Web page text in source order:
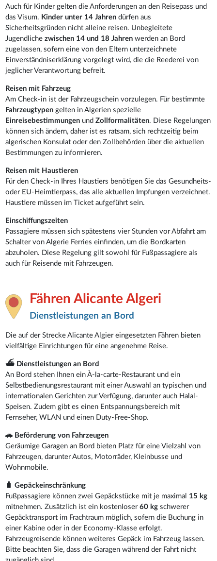
Auch für Kinder gelten die Anforderungen an den Reisepass und
das Visum. Kinder unter 14 Jahren dürfen aus
Sicherheitsgründen nicht alleine reisen. Unbegleitete
Jugendlichezwischen 14 und 18 Jahren werden an Bord
zugelassen, sofern eine von den Eltern unterzeichnete
Einverständniserklärung vorgelegt wird, die die Reederei von
jeglicher Verantwortung befreit.
Reisen mit Fahrzeug
Am Check-in ist der Fahrzeugschein vorzulegen. Für bestimmte
Fahrzeugtypengelten in Algerien spezielle
Einreisebestimmungen undZollformalitäten. Diese Regelungen
können sich ändern, daher ist es ratsam, sich rechtzeitig beim
algerischen Konsulat oder den Zollbehörden über die aktuellen
Bestimmungen zu informieren.
Reisen mit Haustieren
Für den Check-in Ihres Haustiers benötigen Sie das Gesundheits-
oder EU-Heimtierpass, das alle aktuellen Impfungen verzeichnet.
Haustiere müssen im Ticket aufgeführt sein.
Einschiffungszeiten
Passagiere müssen sich spätestens vier Stunden vor Abfahrt am
Schalter von Algerie Ferries einfinden, um die Bordkarten
abzuholen. Diese Regelung gilt sowohl für Fußpassagiere als
auch für Reisende mit Fahrzeugen.
Fähren Alicante Algeri
Dienstleistungen an Bord
Die auf der Strecke Alicante Algier eingesetzten Fähren bieten
vielfältige Einrichtungen für eine angenehme Reise.
⛴️ Dienstleistungen an Bord
An Bord stehen Ihnen ein À-la-carte-Restaurant und ein
Selbstbedienungsrestaurant mit einer Auswahl an typischen und
internationalen Gerichten zur Verfügung, darunter auch Halal-
Speisen. Zudem gibt es einen Entspannungsbereich mit
Fernseher, WLAN und einen Duty-Free-Shop.
🚗 Beförderung von Fahrzeugen
Geräumige Garagen an Bord bieten Platz für eine Vielzahl von
Fahrzeugen, darunter Autos, Motorräder, Kleinbusse und
Wohnmobile.
🧳 Gepäckeinschränkung
Fußpassagiere können zwei Gepäckstücke mit je maximal 15 kg
mitnehmen. Zusätzlich ist ein kostenloser60 kgschwerer
Gepäcktransport im Frachtraum möglich, sofern die Buchung in
einer Kabine oder in der Economy-Klasse erfolgt.
Fahrzeugreisende können weiteres Gepäck im Fahrzeug lassen.
Bitte beachten Sie, dass die Garagen während der Fahrt nicht